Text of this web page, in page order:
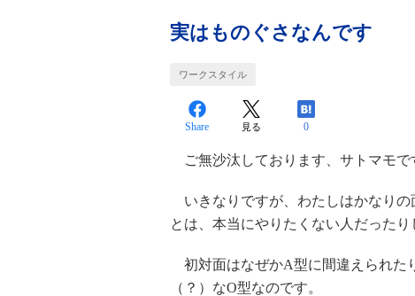
実はものぐさなんです
ワークスタイル
Share 見る 0
ご無沙汰しております、サトマモで
いきなりですが、わたしはかなりの
とは、本当にやりたくない人だったり
初対面はなぜかA型に間違えられた
（？）なO型なのです。